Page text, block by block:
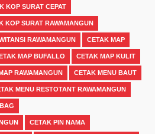
KOP SURAT CEPAT
KOP SURAT RAWAMANGUN
RAWAMANGUN CETAK MAP
MAP BUFALLO CETAK MAP KULIT
RAWAMANGUN CETAK MENU BAUT
MENU RESTOTANT RAWAMANGUN
CETAK PIN NAMA